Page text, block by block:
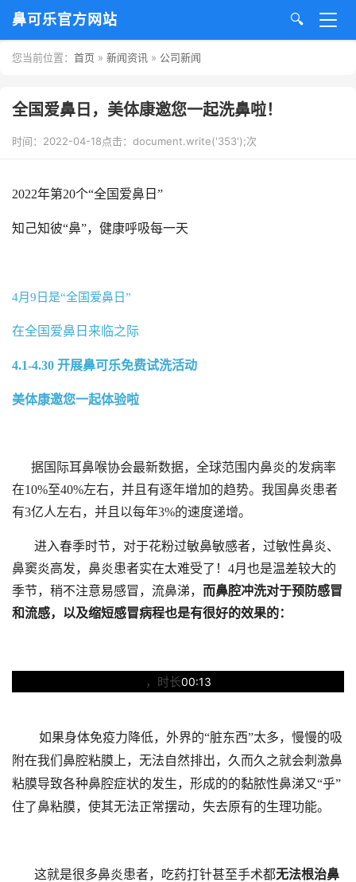
鼻可乐官方网站 🔍
网站首页
关于鼻可乐
新闻资讯
公司新闻
行业新闻
临床研究
联系我们
您当前位置： 首页 » 新闻资讯 » 公司新闻
全国爱鼻日，美体康邀您一起洗鼻啦！
时间：2022-04-18点击： document.write('353');次
2022年第20个“全国爱鼻日”
知己知彼“鼻”，健康呼吸每一天
4月9日是“全国爱鼻日”
在全国爱鼻日来临之际
4.1-4.30 开展鼻可乐免费试洗活动
美体康邀您一起体验啦
据国际耳鼻喉协会最新数据，全球范围内鼻炎的发病率
在10%至40%左右，并且有逐年增加的趋势。我国鼻炎患者
有3亿人左右，并且以每年3%的速度递增。
进入春季时节，对于花粉过敏鼻敏感者，过敏性鼻炎、
鼻窦炎高发，鼻炎患者实在太难受了！4月也是温差较大的
季节，稍不注意易感冒，流鼻涕， 而鼻腔冲洗对于预防感冒
和流感，以及缩短感冒病程也是有很好的效果的：
，时长00:13
如果身体免疫力降低，外界的“脏东西”太多，慢慢的吸
附在我们鼻腔粘膜上，无法自然排出，久而久之就会刺激鼻
粘膜导致各种鼻腔症状的发生，形成的的黏脓性鼻涕又“乎”
住了鼻粘膜，使其无法正常摆动，失去原有的生理功能。
这就是很多鼻炎患者，吃药打针甚至手术都无法根治鼻